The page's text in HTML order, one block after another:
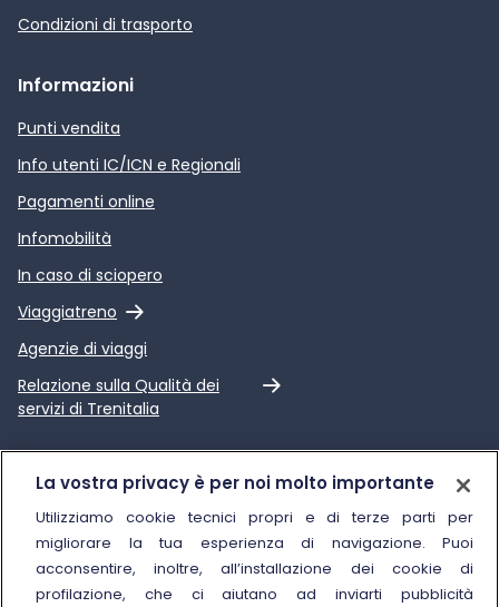
Condizioni di trasporto
Informazioni
Punti vendita
Info utenti IC/ICN e Regionali
Pagamenti online
Infomobilità
In caso di sciopero
Viaggiatreno
Link esterno
Agenzie di viaggi
Relazione sulla Qualità dei
servizi di Trenitalia
Link esterno
Chi siamo
Sostenibilità
Trenitalia for Business
La vostra privacy è per noi molto importante
Utilizziamo cookie tecnici propri e di terze parti per
migliorare la tua esperienza di navigazione. Puoi
acconsentire, inoltre, all’installazione dei cookie di
profilazione, che ci aiutano ad inviarti pubblicità